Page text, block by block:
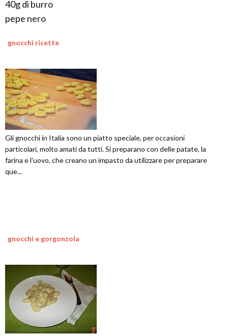
40g di burro
pepe nero
gnocchi ricette
Gli gnocchi in Italia sono un piatto speciale, per occasioni
particolari, molto amati da tutti. Si preparano con delle patate, la
farina e l'uovo, che creano un impasto da utilizzare per preparare
que...
gnocchi e gorgonzola